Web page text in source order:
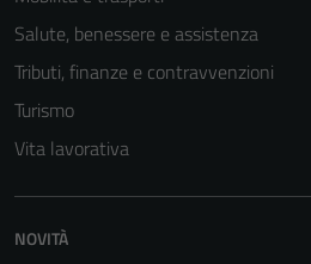
Salute, benessere e assistenza
Tributi, finanze e contravvenzioni
Turismo
Vita lavorativa
NOVITÀ